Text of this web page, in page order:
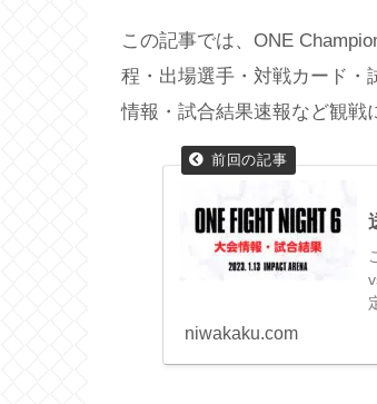
この記事では、ONE
程・出場選手・対戦カード・
情報・試合結果速報など観戦
niwakaku.com